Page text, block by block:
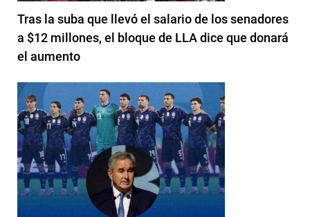
Tras la suba que llevó el salario de los senadores
a $12 millones, el bloque de LLA dice que donará
el aumento